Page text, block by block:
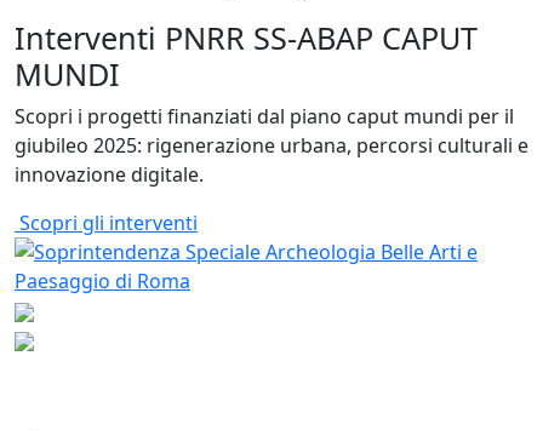
Interventi PNRR SS-ABAP CAPUT
MUNDI
Scopri i progetti finanziati dal piano caput mundi per il
giubileo 2025: rigenerazione urbana, percorsi culturali e
innovazione digitale.
Scopri gli interventi